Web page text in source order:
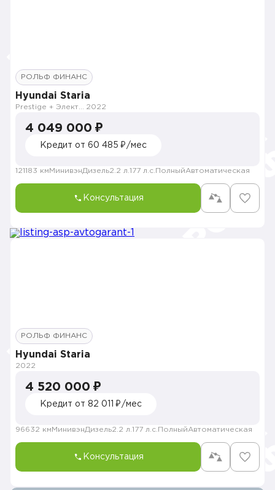
РОЛЬФ ФИНАНС
Hyundai Staria
2022
4 049 000 ₽
Кредит от 60 485 ₽/мес
121183 км МинивэнДизель2.2 л. 177 л.с. ПолныйАвтоматическая
Консультация
РОЛЬФ ФИНАНС
Hyundai Staria
2022
4 520 000 ₽
Кредит от 82 011 ₽/мес
96632 км МинивэнДизель2.2 л. 177 л.с. ПолныйАвтоматическая
Консультация